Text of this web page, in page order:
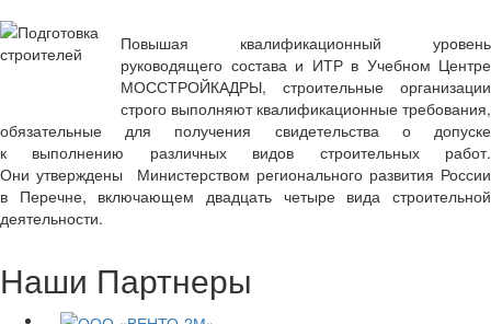
Повышая квалификационный уровень
руководящего состава и ИТР в Учебном Центре
МОССТРОЙКАДРЫ, строительные организации
строго выполняют квалификационные требования,
обязательные для получения свидетельства о допуске
к выполнению различных видов строительных работ.
Они утверждены Министерством регионального развития России
в Перечне, включающем двадцать четыре вида строительной
деятельности.
Наши Партнеры